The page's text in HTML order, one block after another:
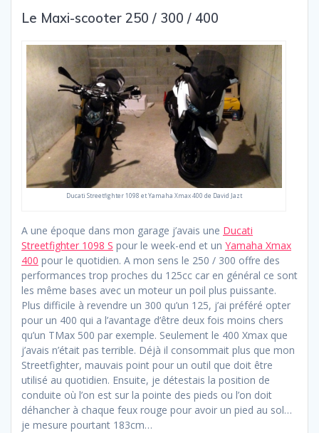
Le Maxi-scooter 250 / 300 / 400
Ducati Streetfighter 1098 et Yamaha Xmax 400 de David Jazt
A une époque dans mon garage j’avais une Ducati
Streetfighter 1098 S pour le week-end et un Yamaha Xmax
400 pour le quotidien. A mon sens le 250 / 300 offre des
performances trop proches du 125cc car en général ce sont
les même bases avec un moteur un poil plus puissante.
Plus difficile à revendre un 300 qu’un 125, j’ai préféré opter
pour un 400 qui a l’avantage d’être deux fois moins chers
qu’un TMax 500 par exemple. Seulement le 400 Xmax que
j’avais n’était pas terrible. Déjà il consommait plus que mon
Streetfighter, mauvais point pour un outil que doit être
utilisé au quotidien. Ensuite, je détestais la position de
conduite où l’on est sur la pointe des pieds ou l’on doit
déhancher à chaque feux rouge pour avoir un pied au sol…
je mesure pourtant 183cm…